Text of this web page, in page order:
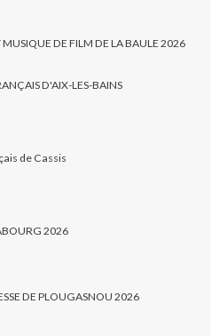
DE FILM DE LA BAULE 2026
D'AIX-LES-BAINS
de Cassis
2026
DE PLOUGASNOU 2026